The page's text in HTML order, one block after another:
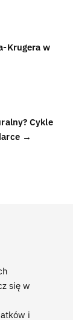
Krugera w
Cykle
→
się w
i